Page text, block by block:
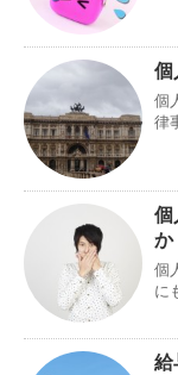
個
個
律
個
か
個
に
給